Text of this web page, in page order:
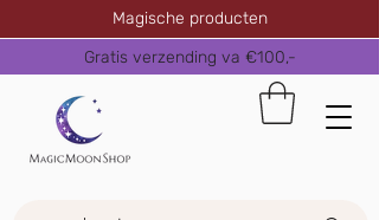
Magische producten
Gratis verzending va €100,-